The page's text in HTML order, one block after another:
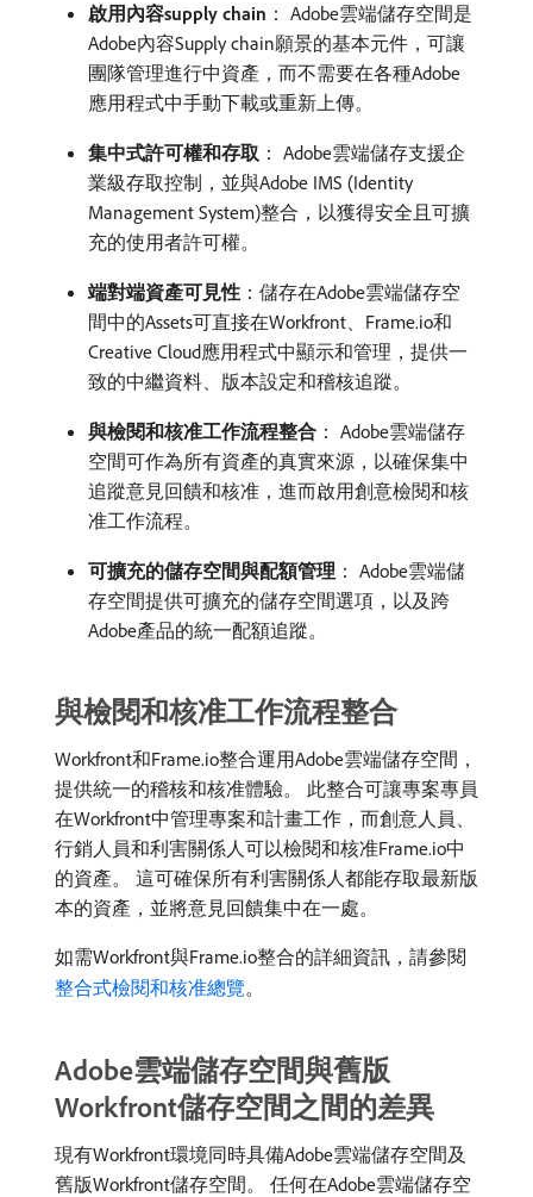
啟用內容supply chain ： Adobe雲端儲存空間是
Adobe內容Supply chain願景的基本元件，可讓
團隊管理進行中資產，而不需要在各種Adobe
應用程式中手動下載或重新上傳。
集中式許可權和存取 ： Adobe雲端儲存支援企
業級存取控制，並與Adobe IMS (Identity
Management System)整合，以獲得安全且可擴
充的使用者許可權。
端對端資產可見性 ：儲存在Adobe雲端儲存空
間中的Assets可直接在Workfront、Frame.io和
Creative Cloud應用程式中顯示和管理，提供一
致的中繼資料、版本設定和稽核追蹤。
與檢閱和核准工作流程整合 ： Adobe雲端儲存
空間可作為所有資產的真實來源，以確保集中
追蹤意見回饋和核准，進而啟用創意檢閱和核
准工作流程。
可擴充的儲存空間與配額管理 ： Adobe雲端儲
存空間提供可擴充的儲存空間選項，以及跨
Adobe產品的統一配額追蹤。
與檢閱和核准工作流程整合
Workfront和Frame.io整合運用Adobe雲端儲存空間，
提供統一的稽核和核准體驗。 此整合可讓專案專員
在Workfront中管理專案和計畫工作，而創意人員、
行銷人員和利害關係人可以檢閱和核准Frame.io中
的資產。 這可確保所有利害關係人都能存取最新版
本的資產，並將意見回饋集中在一處。
如需Workfront與Frame.io整合的詳細資訊，請參閱
整合式檢閱和核准總覽。
Adobe雲端儲存空間與舊版
Workfront儲存空間之間的差異
現有Workfront環境同時具備Adobe雲端儲存空間及
舊版Workfront儲存空間。 任何在Adobe雲端儲存空